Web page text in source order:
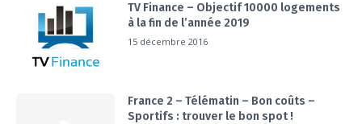
TV Finance – Objectif 10000 logements
à la fin de l’année 2019
15 décembre 2016
France 2 – Télématin – Bon coûts –
Sportifs : trouver le bon spot !